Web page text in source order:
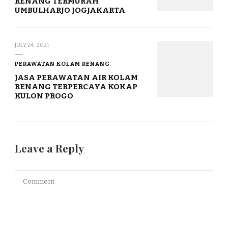
UMBULHARJO JOGJAKARTA
JULY 24, 2021
PERAWATAN KOLAM RENANG
JASA PERAWATAN AIR KOLAM
RENANG TERPERCAYA KOKAP
KULON PROGO
Leave a Reply